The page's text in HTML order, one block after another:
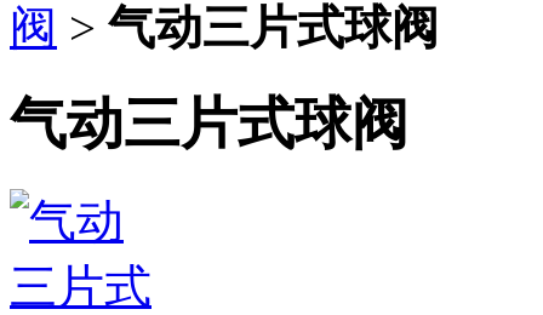
阀 > 气动三片式球阀
气动三片式球阀